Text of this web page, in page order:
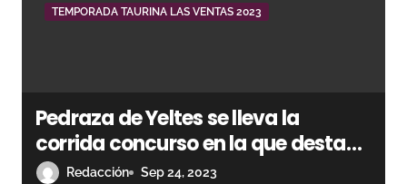
n
TEMPORADA TAURINA LAS VENTAS 2023
Pedraza de Yeltes se lleva la
corrida concurso en la que destaca
Gómez del Pilar
Redacción Sep 24, 2023